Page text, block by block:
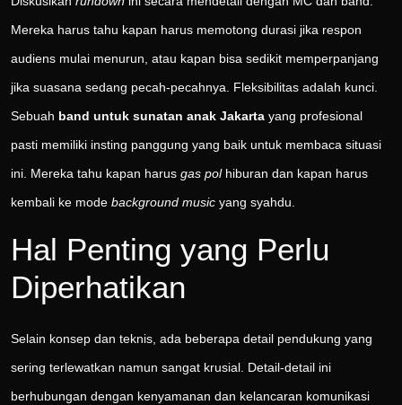
Mereka harus tahu kapan harus memotong durasi jika respon
audiens mulai menurun, atau kapan bisa sedikit memperpanjang
jika suasana sedang pecah-pecahnya. Fleksibilitas adalah kunci.
Sebuah band untuk sunatan anak Jakarta yang profesional
pasti memiliki insting panggung yang baik untuk membaca situasi
ini. Mereka tahu kapan harus gas polhiburan dan kapan harus
kembali ke mode background music yang syahdu.
Hal Penting yang Perlu
Diperhatikan
Selain konsep dan teknis, ada beberapa detail pendukung yang
sering terlewatkan namun sangat krusial. Detail-detail ini
berhubungan dengan kenyamanan dan kelancaran komunikasi